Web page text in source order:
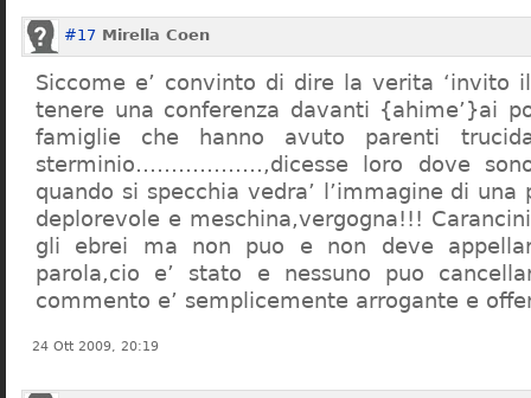
#17 Mirella Coen
Siccome e’ convinto di dire la verita ‘invito
tenere una conferenza davanti {ahime’}ai
famiglie che hanno avuto parenti
sterminio………………,dicesse loro dove
quando si specchia vedra’ l’immagine di una
deplorevole e meschina,vergogna!!!
gli ebrei ma non puo e non deve
parola,cio e’ stato e nessuno puo
commento e’ semplicemente arrogante e
24 Ott 2009, 20:19